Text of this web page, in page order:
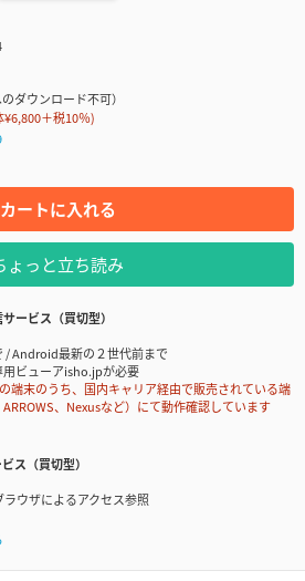
ダウンロード不可）
¥6,800＋税10％)
カートに入れる
ょっと立ち読み
ービス（買切型）
/ Android最新の２世代前まで
ビューアisho.jpが必要
末のうち、国内キャリア経由で販売されている端
、Nexusなど）にて動作確認しています
ス（買切型）
ウザによるアクセス参照